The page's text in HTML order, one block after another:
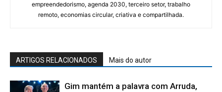
empreendedorismo, agenda 2030, terceiro setor, trabalho
remoto, economias circular, criativa e compartilhada.
ARTIGOS RELACIONADOS Mais do autor
Gim mantém a palavra com Arruda,